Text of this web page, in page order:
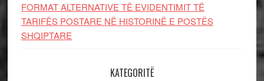
FORMAT ALTERNATIVE TË EVIDENTIMIT TË
TARIFËS POSTARE NË HISTORINË E POSTËS
SHQIPTARE
KATEGORITË